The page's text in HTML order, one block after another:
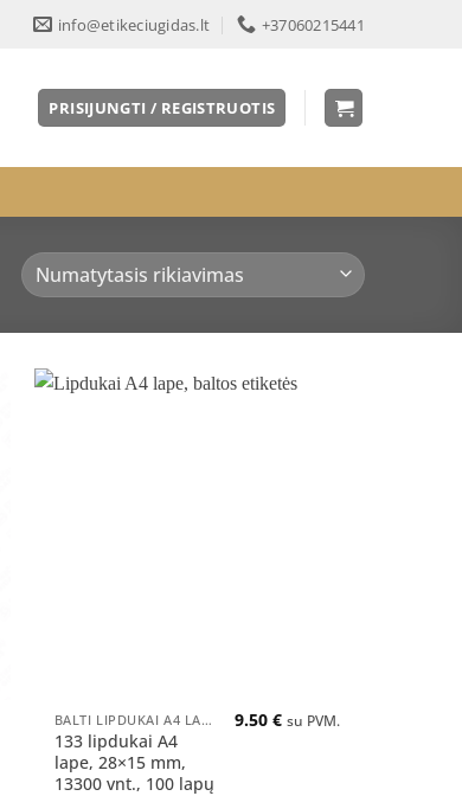
info@etikeciugidas.lt +37060215441
PRISIJUNGTI / REGISTRUOTIS
BALTI LIPDUKAI A4 LAPUOSE
133 lipdukai A4
lape, 28×15 mm,
13300 vnt., 100 lapų
9.50 € su PVM.